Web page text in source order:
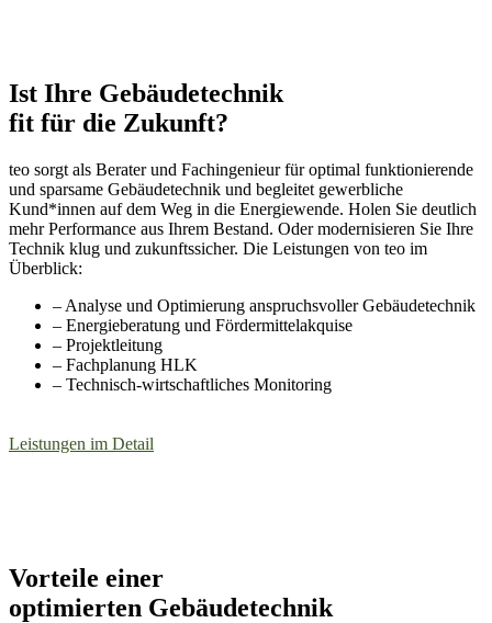
Ist Ihre Gebäudetechnik
fit für die Zukunft?
teo sorgt als Berater und Fachingenieur für optimal funktionierende
und sparsame Gebäudetechnik und begleitet gewerbliche
Kund*innen auf dem Weg in die Energiewende. Holen Sie deutlich
mehr Performance aus Ihrem Bestand. Oder modernisieren Sie Ihre
Technik klug und zukunftssicher. Die Leistungen von teo im
Überblick:
– Analyse und Optimierung anspruchsvoller Gebäudetechnik
– Energieberatung und Fördermittelakquise
– Projektleitung
– Fachplanung HLK
– Technisch-wirtschaftliches Monitoring
Leistungen im Detail
Vorteile einer
optimierten Gebäudetechnik